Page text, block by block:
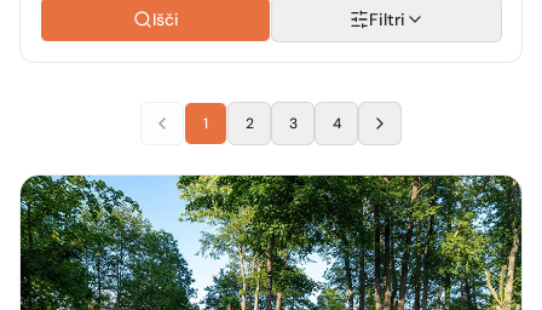
Išči Filtri
1 2 3 4